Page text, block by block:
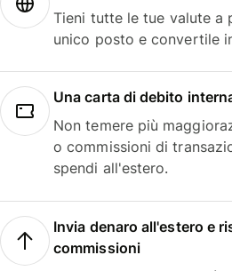
Tieni tutte le tue valute a
unico posto e convertile
Una carta di debito
Non temere più
o commissioni di
spendi all'estero.
Invia denaro all'estero e
commissioni